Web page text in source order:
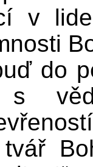
v
do
s